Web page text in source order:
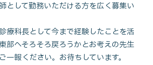
として勤務いただける方を広く募集い
療科長として今まで経験したことを活
部へそろそろ戻ろうかとお考えの先生
一報ください。お待ちしています。